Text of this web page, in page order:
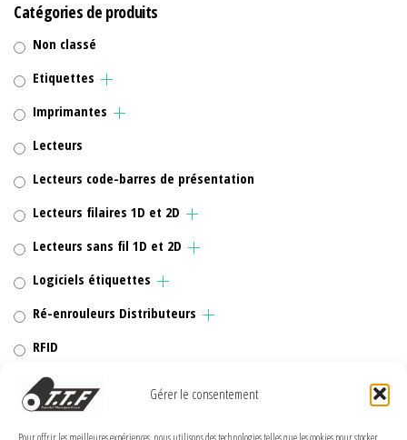
Gérer le consentement
Catégories de produits
Non classé
Etiquettes
Imprimantes
Lecteurs
Lecteurs code-barres de présentation
Lecteurs filaires 1D et 2D
Lecteurs sans fil 1D et 2D
Logiciels étiquettes
Ré-enrouleurs Distributeurs
RFID
Rubans transfert thermique
Têtes d'impression